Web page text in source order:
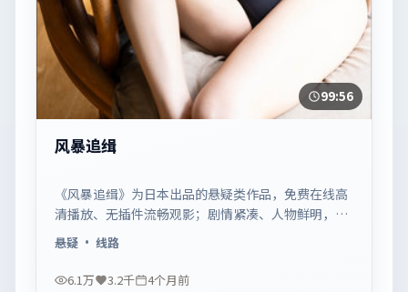
99:56
风暴追缉
《风暴追缉》为日本出品的悬疑类作品，免费在线高
清播放、无插件流畅观影；剧情紧凑、人物鲜明，适
合休闲一口气追看。
悬疑· 线路
6.1万 3.2千 4个月前